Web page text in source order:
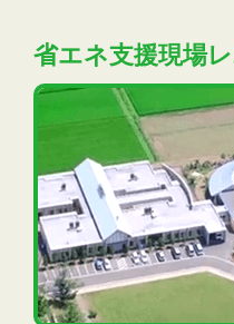
省エネ支援現場